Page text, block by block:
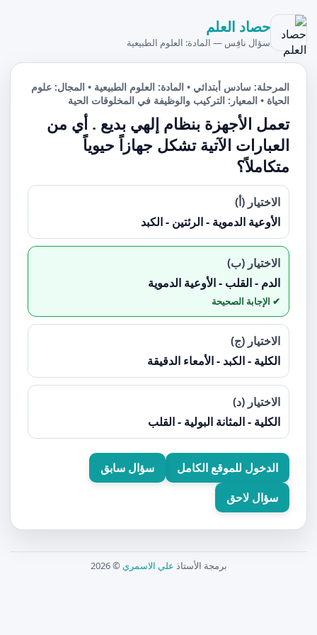
حصاد العلم
سؤال نافِس — المادة: العلوم الطبيعية
المرحلة: سادس أبتدائي • المادة: العلوم الطبيعية • المجال: علوم
الحياة • المعيار: التركيب والوظيفة في المخلوقات الحية
تعمل الأجهزة بنظام إلهي بديع . أي من
العبارات الآتية تشكل جهازاً حيوياً
متكاملاً؟
الاختيار (أ)
الأوعية الدموية - الرئتين - الكبد
الاختيار (ب)
الدم - القلب - الأوعية الدموية
الاختيار (ج)
الكلية - الكبد - الأمعاء الدقيقة
الاختيار (د)
الكلية - المثانة البولية - القلب
الدخول للموقع الكامل
سؤال سابق
سؤال لاحق
برمجة الأستاذ علي الاسمري © 2026